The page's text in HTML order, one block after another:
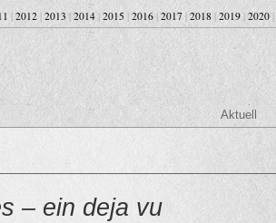
| 2012 | 2013| 2014 | 2015 | 2016 | 2017| 2018 |2019 | 2020 |
Aktuell
– ein deja vu